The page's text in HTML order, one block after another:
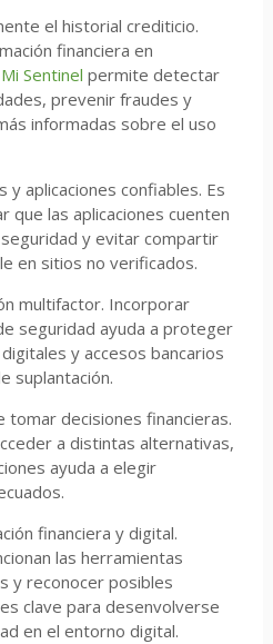
el historial crediticio.
financiera en
Mi Sentinel permite detectar
prevenir fraudes y
informadas sobre el uso
y aplicaciones confiables. Es
que las aplicaciones cuenten
y evitar compartir
en sitios no verificados.
multifactor. Incorporar
seguridad ayuda a proteger
y accesos bancarios
suplantación.
tomar decisiones financieras.
a distintas alternativas,
ayuda a elegir
financiera y digital.
las herramientas
y reconocer posibles
clave para desenvolverse
en el entorno digital.